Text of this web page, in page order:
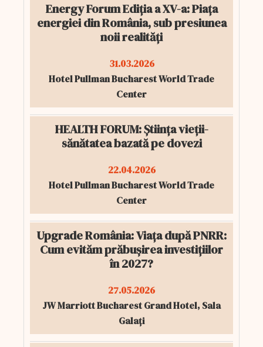
Energy Forum Ediția a XV-a: Piața
energiei din România, sub presiunea
noii realități
31.03.2026
Hotel Pullman Bucharest World Trade
Center
HEALTH FORUM: Știința vieții-
sănătatea bazată pe dovezi
22.04.2026
Hotel Pullman Bucharest World Trade
Center
Upgrade România: Viața după PNRR:
Cum evităm prăbușirea investițiilor
în 2027?
27.05.2026
JW Marriott Bucharest Grand Hotel, Sala
Galați